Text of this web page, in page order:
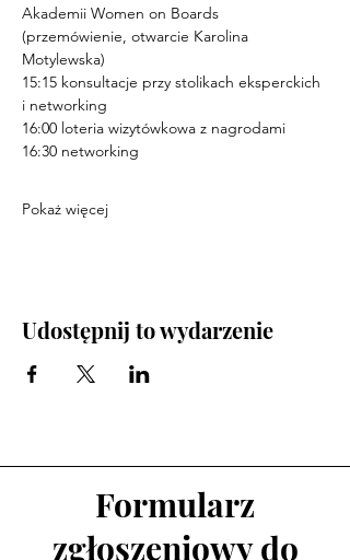
Akademii Women on Boards
(przemówienie, otwarcie Karolina
Motylewska)
15:15 konsultacje przy stolikach eksperckich
i networking
16:00 loteria wizytówkowa z nagrodami
16:30 networking
Pokaż więcej
Udostępnij to wydarzenie
Formularz
zgłoszeniowy do